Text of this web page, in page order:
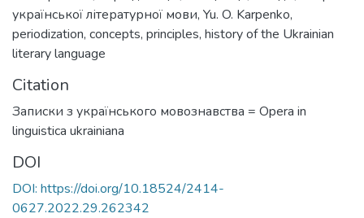
української літературної мови, Yu. O. Karpenko,
periodization, concepts, principles, history of the Ukrainian
literary language
Citation
Записки з українського мовознавства = Opera in
linguistica ukrainiana
DOI
DOI: https://doi.org/10.18524/2414-
0627.2022.29.262342